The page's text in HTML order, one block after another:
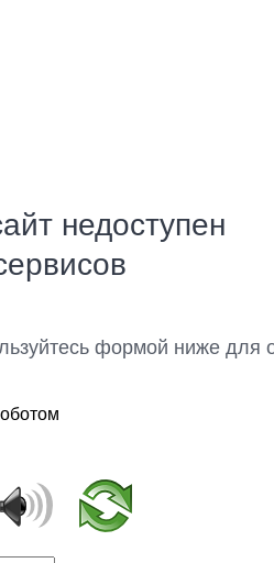
недоступен
формой ниже для